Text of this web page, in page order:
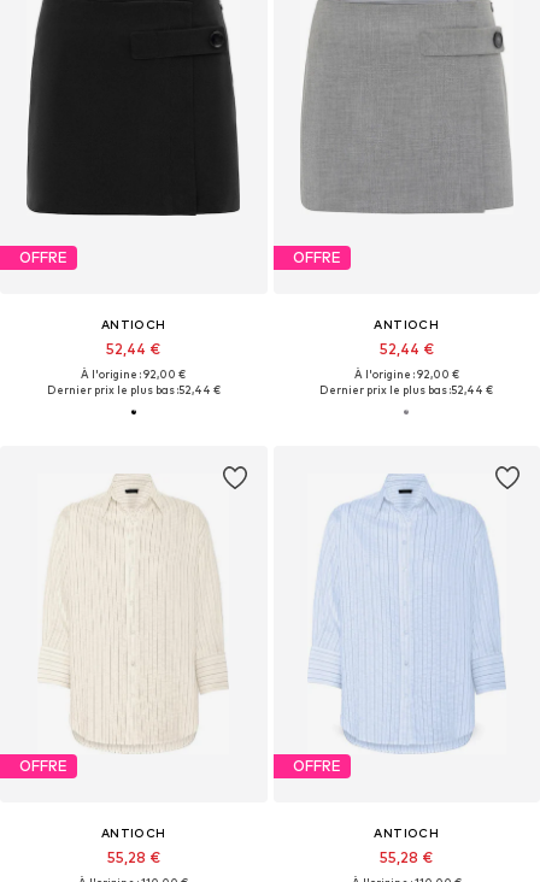
OFFRE
ANTIOCH
52,44 €
À l'origine : 92,00 €
Dernier prix le plus bas :52,44 €
OFFRE
ANTIOCH
52,44 €
À l'origine : 92,00 €
Dernier prix le plus bas :52,44 €
OFFRE
ANTIOCH
55,28 €
OFFRE
ANTIOCH
55,28 €